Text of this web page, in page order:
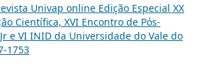
Univap online Edição Especial XX
Científica, XVI Encontro de Pós-
e VI INID da Universidade do Vale do
1753